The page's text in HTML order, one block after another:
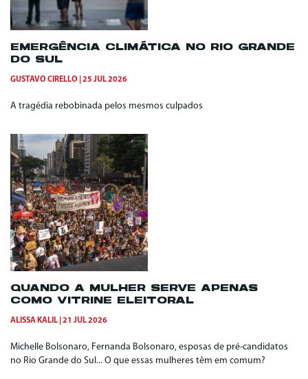
EMERGÊNCIA CLIMÁTICA NO RIO GRANDE
DO SUL
GUSTAVO CIRELLO 25 JUL 2026
A tragédia rebobinada pelos mesmos culpados
QUANDO A MULHER SERVE APENAS
COMO VITRINE ELEITORAL
ALISSA KALIL 21 JUL 2026
Michelle Bolsonaro, Fernanda Bolsonaro, esposas de pré-candidatos
no Rio Grande do Sul... O que essas mulheres têm em comum?